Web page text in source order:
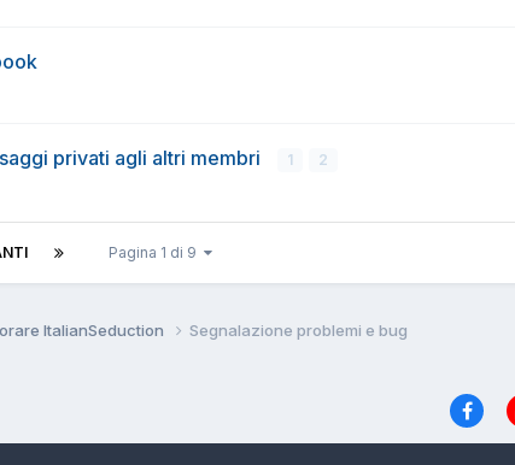
privati agli altri membri 1 2
Pagina 1 di 9
ItalianSeduction Segnalazione problemi e bug